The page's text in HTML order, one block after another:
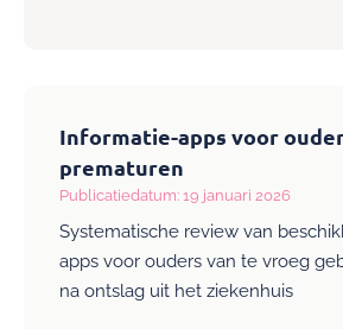
Informatie-apps voor
prematuren
Publicatiedatum: 19 januari 2026
Systematische review van
apps voor ouders van te vroeg
na ontslag uit het ziekenhuis